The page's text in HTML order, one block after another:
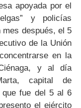
apoyada por el
y policías
después, el 5
de la Unión
en la
y al día
capital de
que fue del 5 al 6
el ejército